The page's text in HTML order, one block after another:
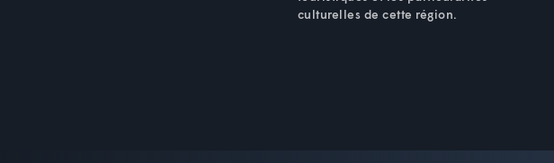
culturelles de cette région.